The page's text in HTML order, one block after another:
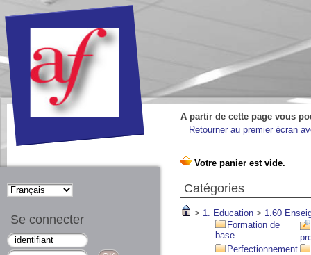
A partir de cette page vous
Retourner au premier écran
Catégories
> 1. Education > 1.60
Formation de
base
Perfectionnement
Se connecter